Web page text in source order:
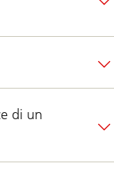
di un